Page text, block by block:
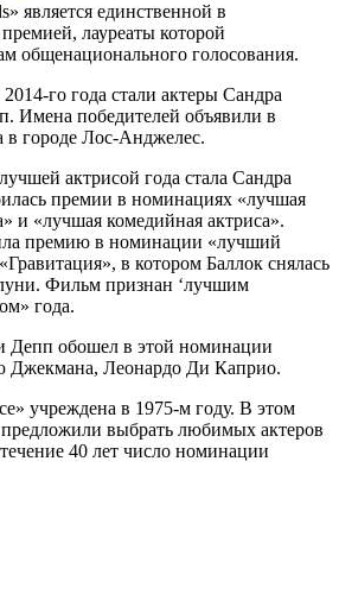
является единственной в
лауреаты которой
общенационального голосования.
го года стали актеры Сандра
Имена победителей объявили в
в городе Лос-Анджелес.
актрисой года стала Сандра
премии в номинациях «лучшая
и «лучшая комедийная актриса».
премию в номинации «лучший
в котором Баллок снялась
Фильм признан ‘лучшим
года.
обошел в этой номинации
Джекмана, Леонардо Ди Каприо.
учреждена в 1975-м году. В этом
выбрать любимых актеров
40 лет число номинации